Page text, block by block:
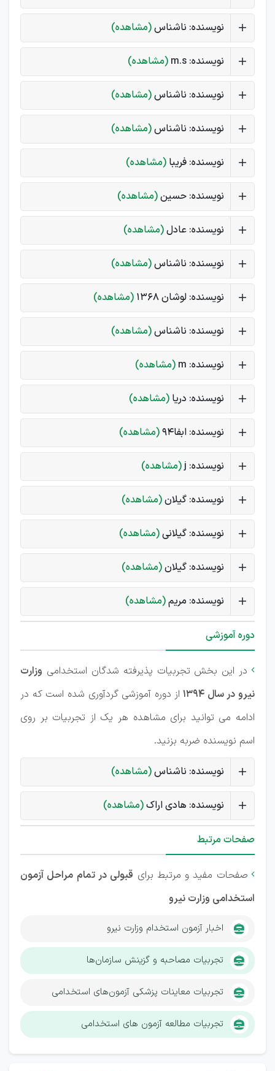
نویسنده: ناشناس(مشاهده)
نویسنده: m.s (مشاهده)
نویسنده: ناشناس(مشاهده)
نویسنده: ناشناس(مشاهده)
نویسنده: فریبا (مشاهده)
نویسنده: حسین(مشاهده)
نویسنده: عادل(مشاهده)
نویسنده: ناشناس(مشاهده)
نویسنده: لوشان 1368 (مشاهده)
نویسنده: ناشناس(مشاهده)
نویسنده: m (مشاهده)
نویسنده: دریا (مشاهده)
نویسنده: ابفا94 (مشاهده)
نویسنده: j (مشاهده)
نویسنده: گیلان(مشاهده)
نویسنده: گیلانی(مشاهده)
نویسنده: گیلان(مشاهده)
نویسنده: مریم(مشاهده)
دوره آموزشی
 در این بخش تجربیات پذیرفته شدگان استخدامی وزارت
نیرو در سال 1394
از دوره آموزشی گردآوری شده است که در
ادامه می توانید برای مشاهده هر یک از تجربیات بر روی
اسم نویسنده ضربه بزنید.
نویسنده: ناشناس(مشاهده)
نویسنده: هادی اراک(مشاهده)
صفحات مرتبط
 صفحات مفید و مرتبط برای قبولی در تمام مراحل آزمون
استخدامی وزارت نیرو
اخبار آزمون استخدام وزارت نیرو
تجربیات مصاحبه و گزینش سازمان‌ها
تجربیات معاینات پزشکی آزمون‌های استخدامی
تجربیات مطالعه آزمون های استخدامی